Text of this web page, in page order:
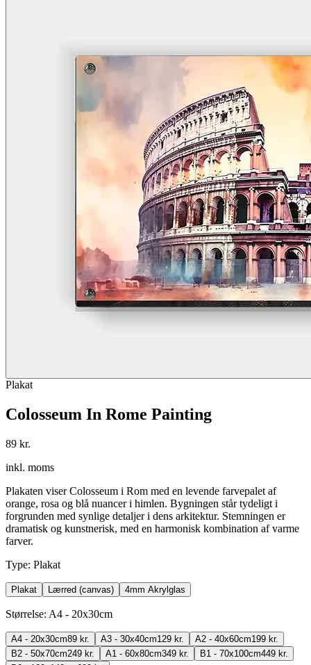
Plakat
Colosseum In Rome Painting
89 kr.
inkl. moms
Plakaten viser Colosseum i Rom med en levende farvepalet af
orange, rosa og blå nuancer i himlen. Bygningen står tydeligt i
forgrunden med synlige detaljer i dens arkitektur. Stemningen er
dramatisk og kunstnerisk, med en harmonisk kombination af varme
farver.
Type: Plakat
Plakat Lærred (canvas) 4mm Akrylglas
Størrelse: A4 - 20x30cm
A4 - 20x30cm89 kr. A3 - 30x40cm129 kr. A2 - 40x60cm199 kr.
B2 - 50x70cm249 kr. A1 - 60x80cm349 kr. B1 - 70x100cm449 kr.